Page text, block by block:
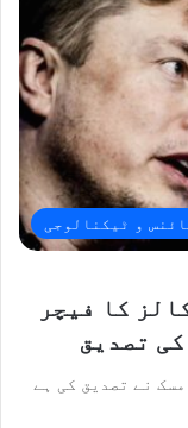
و ٹیکنالوجی
کا فیچر
تصدیق
نے تصدیق کی ہے